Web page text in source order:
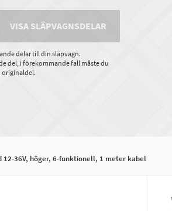
VISA SLÄPVAGNSDELAR
delar till din släpvagn.
del, i förekommande fall måste du
originaldel.
12-36V, höger, 6-funktionell, 1 meter kabel